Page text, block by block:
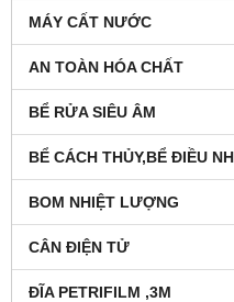
MÁY CẤT NƯỚC
AN TOÀN HÓA CHẤT
BỂ RỬA SIÊU ÂM
BỂ CÁCH THỦY,BỂ ĐIỀU
BOM NHIỆT LƯỢNG
CÂN ĐIỆN TỬ
ĐĨA PETRIFILM ,3M